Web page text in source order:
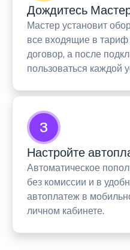
Дождитесь
Мастер установит
все входящие в тариф
договор, а после
пользоваться каждой
3
Настройте
Автоматическое
без комиссии и в
автоплатеж в
личном кабинете.